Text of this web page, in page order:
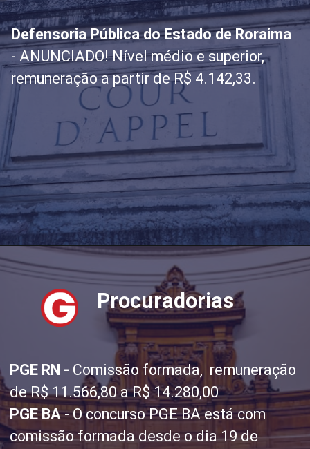
Defensoria Pública do Estado de Roraima
- ANUNCIADO! Nível médio e superior,
remuneração a partir de R$ 4.142,33.
Procuradorias
PGE RN - Comissão formada, remuneração
de R$ 11.566,80 a R$ 14.280,00
PGE BA- O concurso PGE BA está com
comissão formada desde o dia 19 de